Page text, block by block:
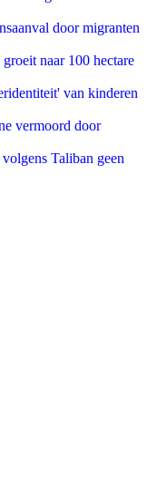
door migranten
naar 100 hectare
van kinderen
vermoord door
Taliban geen